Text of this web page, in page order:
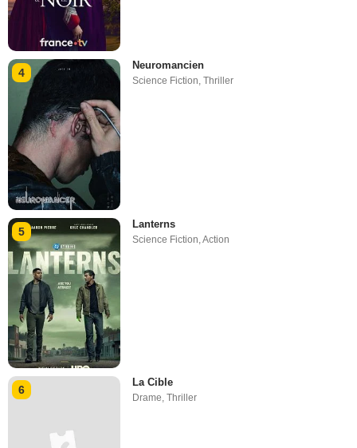
4
Neuromancien
Science Fiction,Thriller
5
Lanterns
Science Fiction ,Action
6
La Cible
Drame,Thriller